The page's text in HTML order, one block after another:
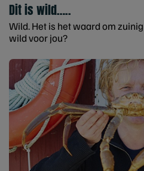
Dit is wild…..
Wild. Het is het waard om
wild voor jou?